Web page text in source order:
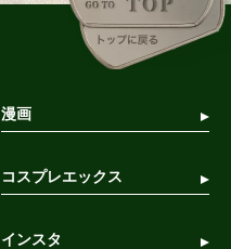
漫画
コスプレエックス
インスタ